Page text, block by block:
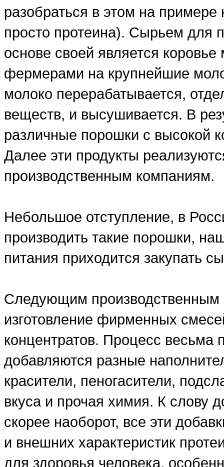
разобраться в этом на примере
просто протеина). Сырьем для
основе своей является
фермерами на крупнейшие
молоко перерабатывается,
веществ, и высушивается. В
различные порошки с высокой
Далее эти продукты
производственным компаниям.
Небольшое отступление, в
производить такие порошки,
питания приходится закупать
Следующим производственным
изготовление фирменных
концентратов. Процесс весьма
добавляются разные
красители, пеногасители,
вкуса и прочая химия. К слову
скорее наоборот, все эти
и внешних характеристик
для здоровья человека,